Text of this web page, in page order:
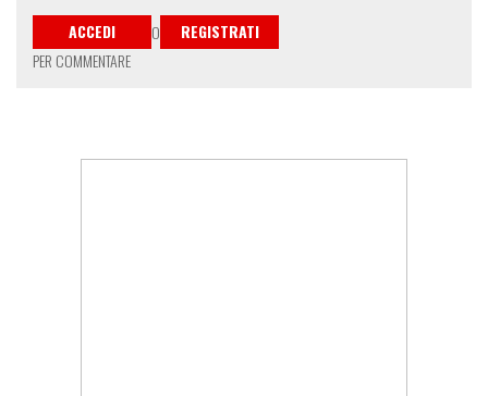
ACCEDI O
REGISTRATI
PER COMMENTARE